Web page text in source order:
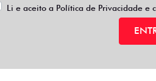
Li e aceito a Política de Privacidadee